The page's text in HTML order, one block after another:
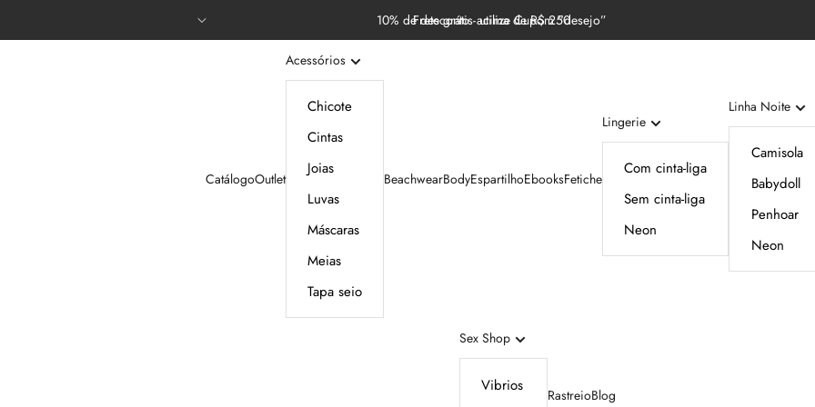
Frete grátis acima de R$ 250
10% de desconto - utilize Cupom “desejo”
CatálogoOutlet
Acessórios
Chicote
Cintas
Joias
Luvas
Máscaras
Meias
Tapa seio
BeachwearBodyEspartilhoEbooksFetiche
Lingerie
Com cinta-liga
Sem cinta-liga
Neon
Linha Noite
Camisola
Babydoll
Penhoar
Neon
Sex Shop
Vibrios
RastreioBlog